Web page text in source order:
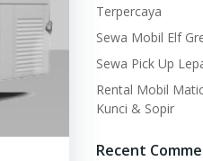
Terpercaya
Sewa Mobil Elf
Sewa Pick Up
Rental Mobil
Kunci & Sopir
Recent